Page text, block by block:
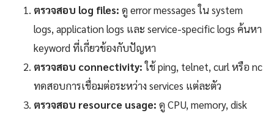
ตรวจสอบ log files: ดู error messages ใน system
logs, application logs และ service-specific logs ค้นหา
keyword ที่เกี่ยวข้องกับปัญหา
ตรวจสอบ connectivity:ใช้ ping, telnet, curl หรือ nc
ทดสอบการเชื่อมต่อระหว่าง services แต่ละตัว
ตรวจสอบ resource usage: ดู CPU, memory, disk